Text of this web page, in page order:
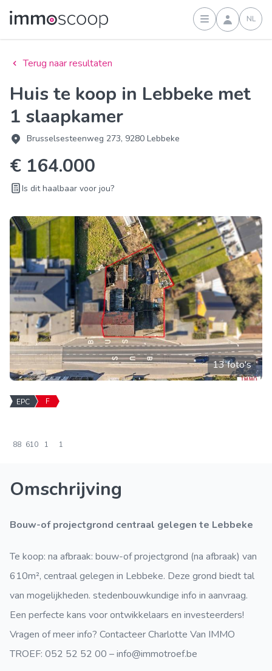
Inloggen
NL
Terug naar resultaten
Huis te koop in Lebbeke met
1 slaapkamer
Brusselsesteenweg 273, 9280 Lebbeke
€ 164.000
Is dit haalbaar voor jou?
13 foto's
EPC F
88 610 1 1
Omschrijving
Bouw-of projectgrond centraal gelegen te Lebbeke
Te koop: na afbraak: bouw-of projectgrond (na afbraak) van
610m², centraal gelegen in Lebbeke. Deze grond biedt tal
van mogelijkheden. stedenbouwkundige info in aanvraag.
Een perfecte kans voor ontwikkelaars en investeerders!
Vragen of meer info? Contacteer Charlotte Van IMMO
TROEF: 052 52 52 00 – info@immotroef.be